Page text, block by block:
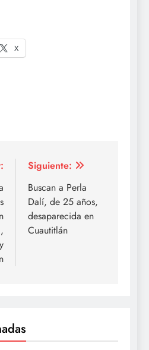
X
Siguiente:
Buscan a Perla
Dalí, de 25 años,
desaparecida en
Cuautitlán